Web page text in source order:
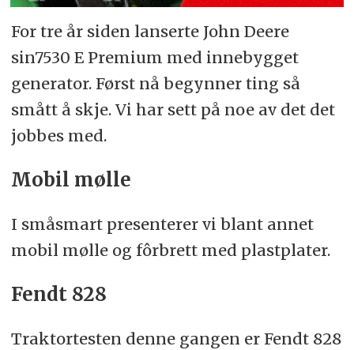
For tre år siden lanserte John Deere
sin7530 E Premium med innebygget
generator. Først nå begynner ting så
smått å skje. Vi har sett på noe av det det
jobbes med.
Mobil mølle
I småsmart presenterer vi blant annet
mobil mølle og fôrbrett med plastplater.
Fendt 828
Traktortesten denne gangen er Fendt 828